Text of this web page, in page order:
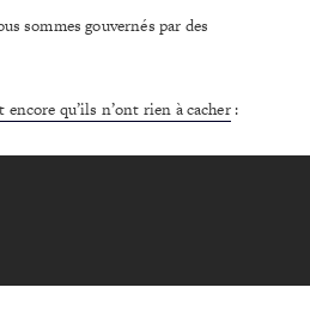
sommes gouvernés par des
encore qu’ils n’ont rien à cacher: